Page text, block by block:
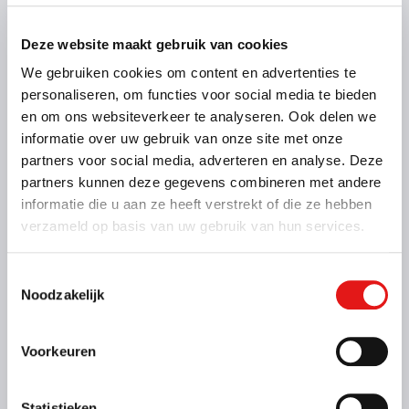
Deze website maakt gebruik van cookies
We gebruiken cookies om content en advertenties te
personaliseren, om functies voor social media te bieden
en om ons websiteverkeer te analyseren. Ook delen we
informatie over uw gebruik van onze site met onze
partners voor social media, adverteren en analyse. Deze
partners kunnen deze gegevens combineren met andere
informatie die u aan ze heeft verstrekt of die ze hebben
verzameld op basis van uw gebruik van hun services.
Noodzakelijk
Voorkeuren
Kenmerken
Binnenmaat: 200 x 110 x 35 cm
Laadvermogen: 500 kg
Max. massa: 750 kg
Geremd: Nee
Meer informatie
Vanaf € 24,- voor de eerste 3 uur (op zaterdag geldt
dit tarief alleen voor To Go locaties)